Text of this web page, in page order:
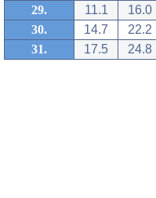
29.
11.1
16.0
30.
14.7
22.2
31.
17.5 24.8